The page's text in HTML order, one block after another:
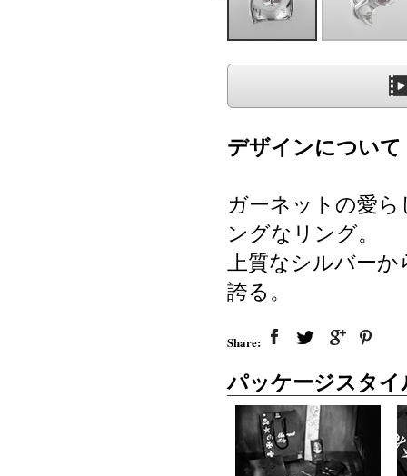
デザインについて
ガーネットの愛
ングなリング。
上質なシルバー
誇る。
Share:
パッケージスタ